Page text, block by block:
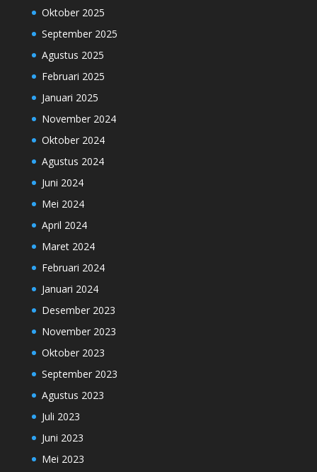
Oktober 2025
September 2025
Agustus 2025
Februari 2025
Januari 2025
November 2024
Oktober 2024
Agustus 2024
Juni 2024
Mei 2024
April 2024
Maret 2024
Februari 2024
Januari 2024
Desember 2023
November 2023
Oktober 2023
September 2023
Agustus 2023
Juli 2023
Juni 2023
Mei 2023